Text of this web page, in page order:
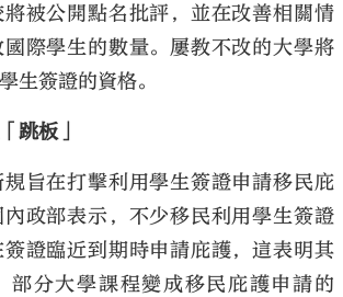
被公開點名批評，並在改善相關情
際學生的數量。屢教不改的大學將
生簽證的資格。
跳板」
旨在打擊利用學生簽證申請移民庇
政部表示，不少移民利用學生簽證
證臨近到期時申請庇護，這表明其
部分大學課程變成移民庇護申請的